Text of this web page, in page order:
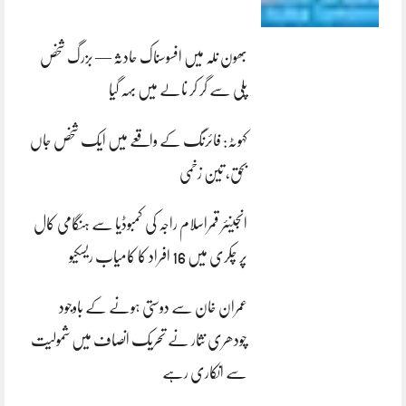
بھون نلہ میں افسوسناک حادثہ — بزرگ شخص
پلی سے گر کر نالے میں بہہ گیا
کہوٹہ: فائرنگ کے واقعے میں ایک شخص جاں
بحق، تین زخمی
انجینئر قمراسلام راجہ کی کمبوڈیا سے ہنگامی کال
پر چکری میں 16 افراد کا کامیاب ریسکیو
عمران خان سے دوستی ہونے کے باوجود
چودھری نثار نے تحریک انصاف میں شمولیت
سے انکاری رہے